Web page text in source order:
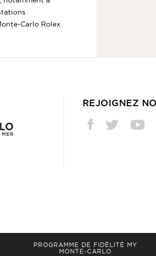
Carlo Rolex
REJOIGNEZ
PROGRAMME DE FIDÉLITÉ MY
MONTE-CARLO